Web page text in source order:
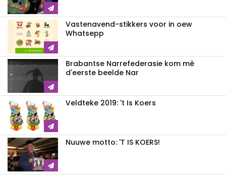
Vastenavend-stikkers voor in oew
Whatsepp
Brabantse Narrefederasie kom mè
d'eerste beelde Nar
Veldteke 2019: 't Is Koers
Nuuwe motto: 'T IS KOERS!